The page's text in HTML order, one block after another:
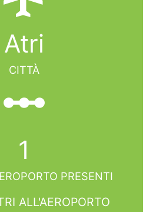
Atri
CITTÀ
linear_scale
1
PRESENTI
ALL'AEROPORTO